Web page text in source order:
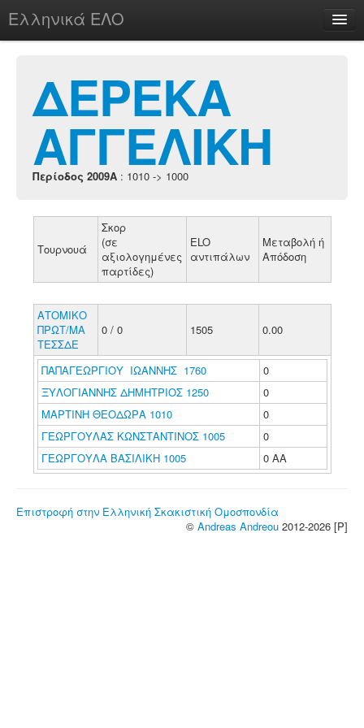
Ελληνικά ΕΛΟ
chesstu.be @ discord
Login
ΔΕΡΕΚΑ
ΑΓΓΕΛΙΚΗ
Περίοδος 2009A : 1010 -> 1000
Τουρνουά
Σκορ
(σε
αξιολογημένες
παρτίδες)
ELO
αντιπάλων
Μεταβολή ή
Απόδοση
ΑΤΟΜΙΚΟ
ΠΡΩΤ/ΜΑ
ΤΕΣΣΔΕ
0 / 0 1505 0.00
ΠΑΠΑΓΕΩΡΓΙΟΥ ΙΩΑΝΝΗΣ 1760
0
ΞΥΛΟΓΙΑΝΝΗΣ ΔΗΜΗΤΡΙΟΣ 1250
0
ΜΑΡΤΙΝΗ ΘΕΟΔΩΡΑ 1010
0
ΓΕΩΡΓΟΥΛΑΣ ΚΩΝΣΤΑΝΤΙΝΟΣ 1005
0
ΓΕΩΡΓΟΥΛΑ ΒΑΣΙΛΙΚΗ 1005
0 ΑΑ
Επιστροφή στην Ελληνική Σκακιστική Ομοσπονδία
© Andreas Andreou 2012-2026 [P]